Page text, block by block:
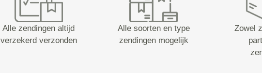
Alle zendingen altijd
verzekerd verzonden
Alle soorten en type
zendingen mogelijk
Zowel